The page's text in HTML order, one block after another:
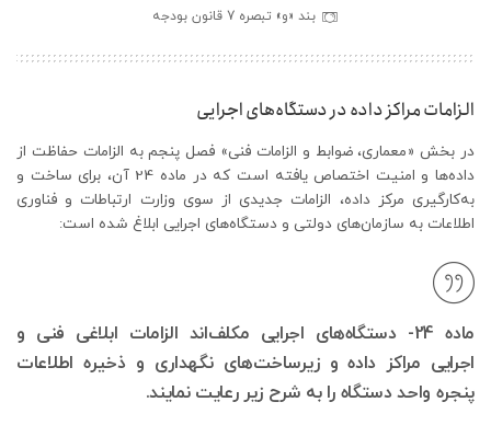
بند «و» تبصره 7 قانون بودجه
الزامات مراکز داده در دستگاه‌های اجرایی
در بخش «معماری، ضوابط و الزامات فنی» فصل پنجم به الزامات حفاظت از
داده‌ها و امنیت اختصاص یافته است که در ماده 24 آن، برای ساخت و
به‌کارگیری مرکز داده، الزامات جدیدی از سوی وزارت ارتباطات و فناوری
اطلاعات به سازمان‌های دولتی و دستگاه‌های اجرایی ابلاغ شده است:
ماده 24- دستگاه‌های اجرایی مکلف‌اند الزامات ابلاغی فنی و
اجرایی مراکز داده و زیرساخت‌های نگهداری و ذخیره اطلاعات
پنجره واحد دستگاه را به شرح زیر رعایت نمایند.